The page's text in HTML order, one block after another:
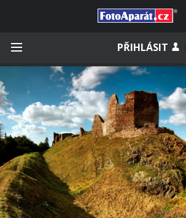
PŘIHLÁSIT
Zapamatovat
Zapomněli jste heslo?
Měli jste účet na starém